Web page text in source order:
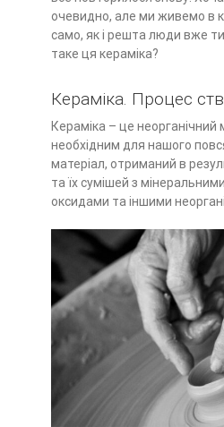
очевидно, але ми живемо в
само, як і решта люди вже
таке ця кераміка?
Кераміка. Процес
Кераміка – це неорганічний
необхідним для нашого
матеріал, отриманий в
та їх сумішей з
оксидами та іншими